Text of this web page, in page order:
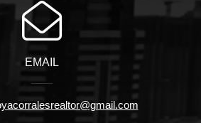
EMAIL